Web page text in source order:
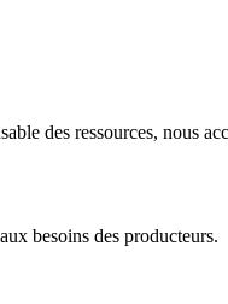
des ressources, nous
besoins des producteurs.